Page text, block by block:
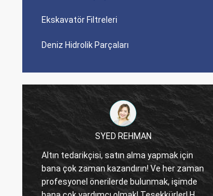
Ekskavatör Filtreleri
Deniz Hidrolik Parçaları
SYED REHMAN
Altın tedarikçisi, satın alma yapmak için
bana çok zaman kazandırın! Ve her zaman
profesyonel önerilerde bulunmak, işimde